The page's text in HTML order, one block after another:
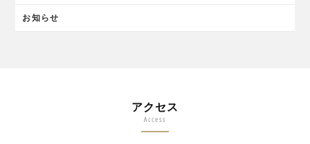
お知らせ
アクセス
Access